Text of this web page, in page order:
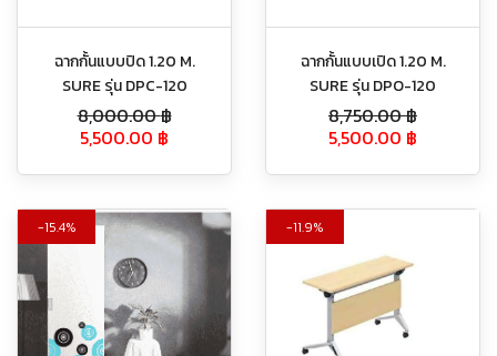
ฉากกั้นแบบปิด 1.20 M.
SURE รุ่น DPC-120
8,000.00฿
5,500.00 ฿
ฉากกั้นแบบเปิด 1.20 M.
SURE รุ่น DPO-120
8,750.00฿
5,500.00 ฿
15.4% 11.9%